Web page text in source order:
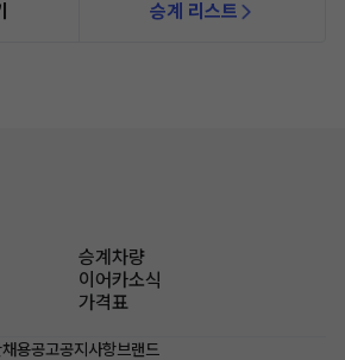
승계 리스트
승계차량
이어카소식
가격표
채용공고공지사항브랜드